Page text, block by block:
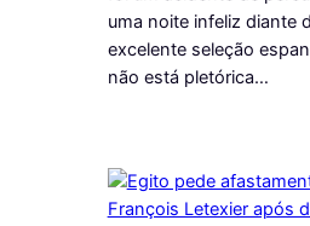
uma noite infeliz diante
excelente seleção
não está pletórica…